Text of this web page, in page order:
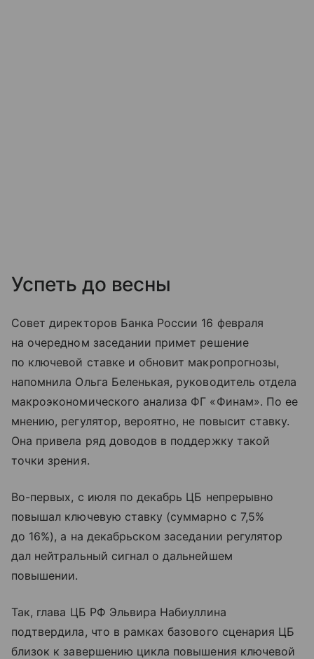
Успеть до весны
Совет директоров Банка России 16 февраля
на очередном заседании примет решение
по ключевой ставке и обновит макропрогнозы,
напомнила Ольга Беленькая, руководитель отдела
макроэкономического анализа ФГ «Финам». По ее
мнению, регулятор, вероятно, не повысит ставку.
Она привела ряд доводов в поддержку такой
точки зрения.
Во-первых, с июля по декабрь ЦБ непрерывно
повышал ключевую ставку (суммарно с 7,5%
до 16%), а на декабрьском заседании регулятор
дал нейтральный сигнал о дальнейшем
повышении.
Так, глава ЦБ РФ Эльвира Набиуллина
подтвердила, что в рамках базового сценария ЦБ
близок к завершению цикла повышения ключевой